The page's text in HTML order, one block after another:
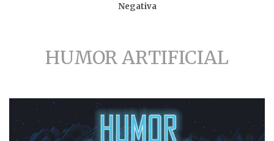
Negativa
HUMOR ARTIFICIAL